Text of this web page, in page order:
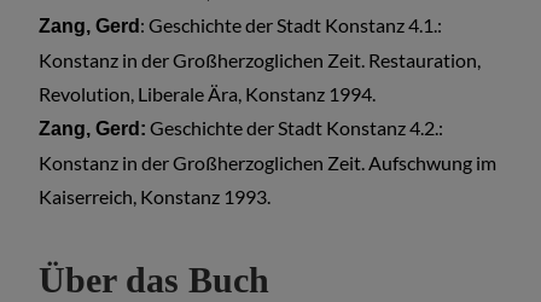
Zang, Gerd : Geschichte der Stadt Konstanz 4.1.:
Konstanz in der Großherzoglichen Zeit. Restauration,
Revolution, Liberale Ära, Konstanz 1994.
Zang, Gerd: Geschichte der Stadt Konstanz 4.2.:
Konstanz in der Großherzoglichen Zeit. Aufschwung im
Kaiserreich, Konstanz 1993.
Über das Buch